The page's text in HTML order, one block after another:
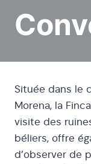
Située dans le
Morena, la
visite des
béliers, offre
d’observer de